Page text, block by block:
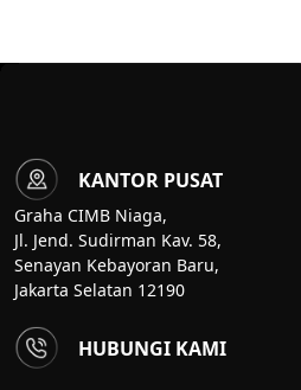
KANTOR PUSAT
Graha CIMB Niaga,
Jl. Jend. Sudirman Kav. 58,
Senayan Kebayoran Baru,
Jakarta Selatan 12190
HUBUNGI KAMI